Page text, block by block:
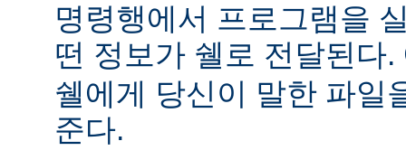
명령행에서 프로그램을
떤 정보가 쉘로 전달된다
쉘에게 당신이 말한 파일
준다.